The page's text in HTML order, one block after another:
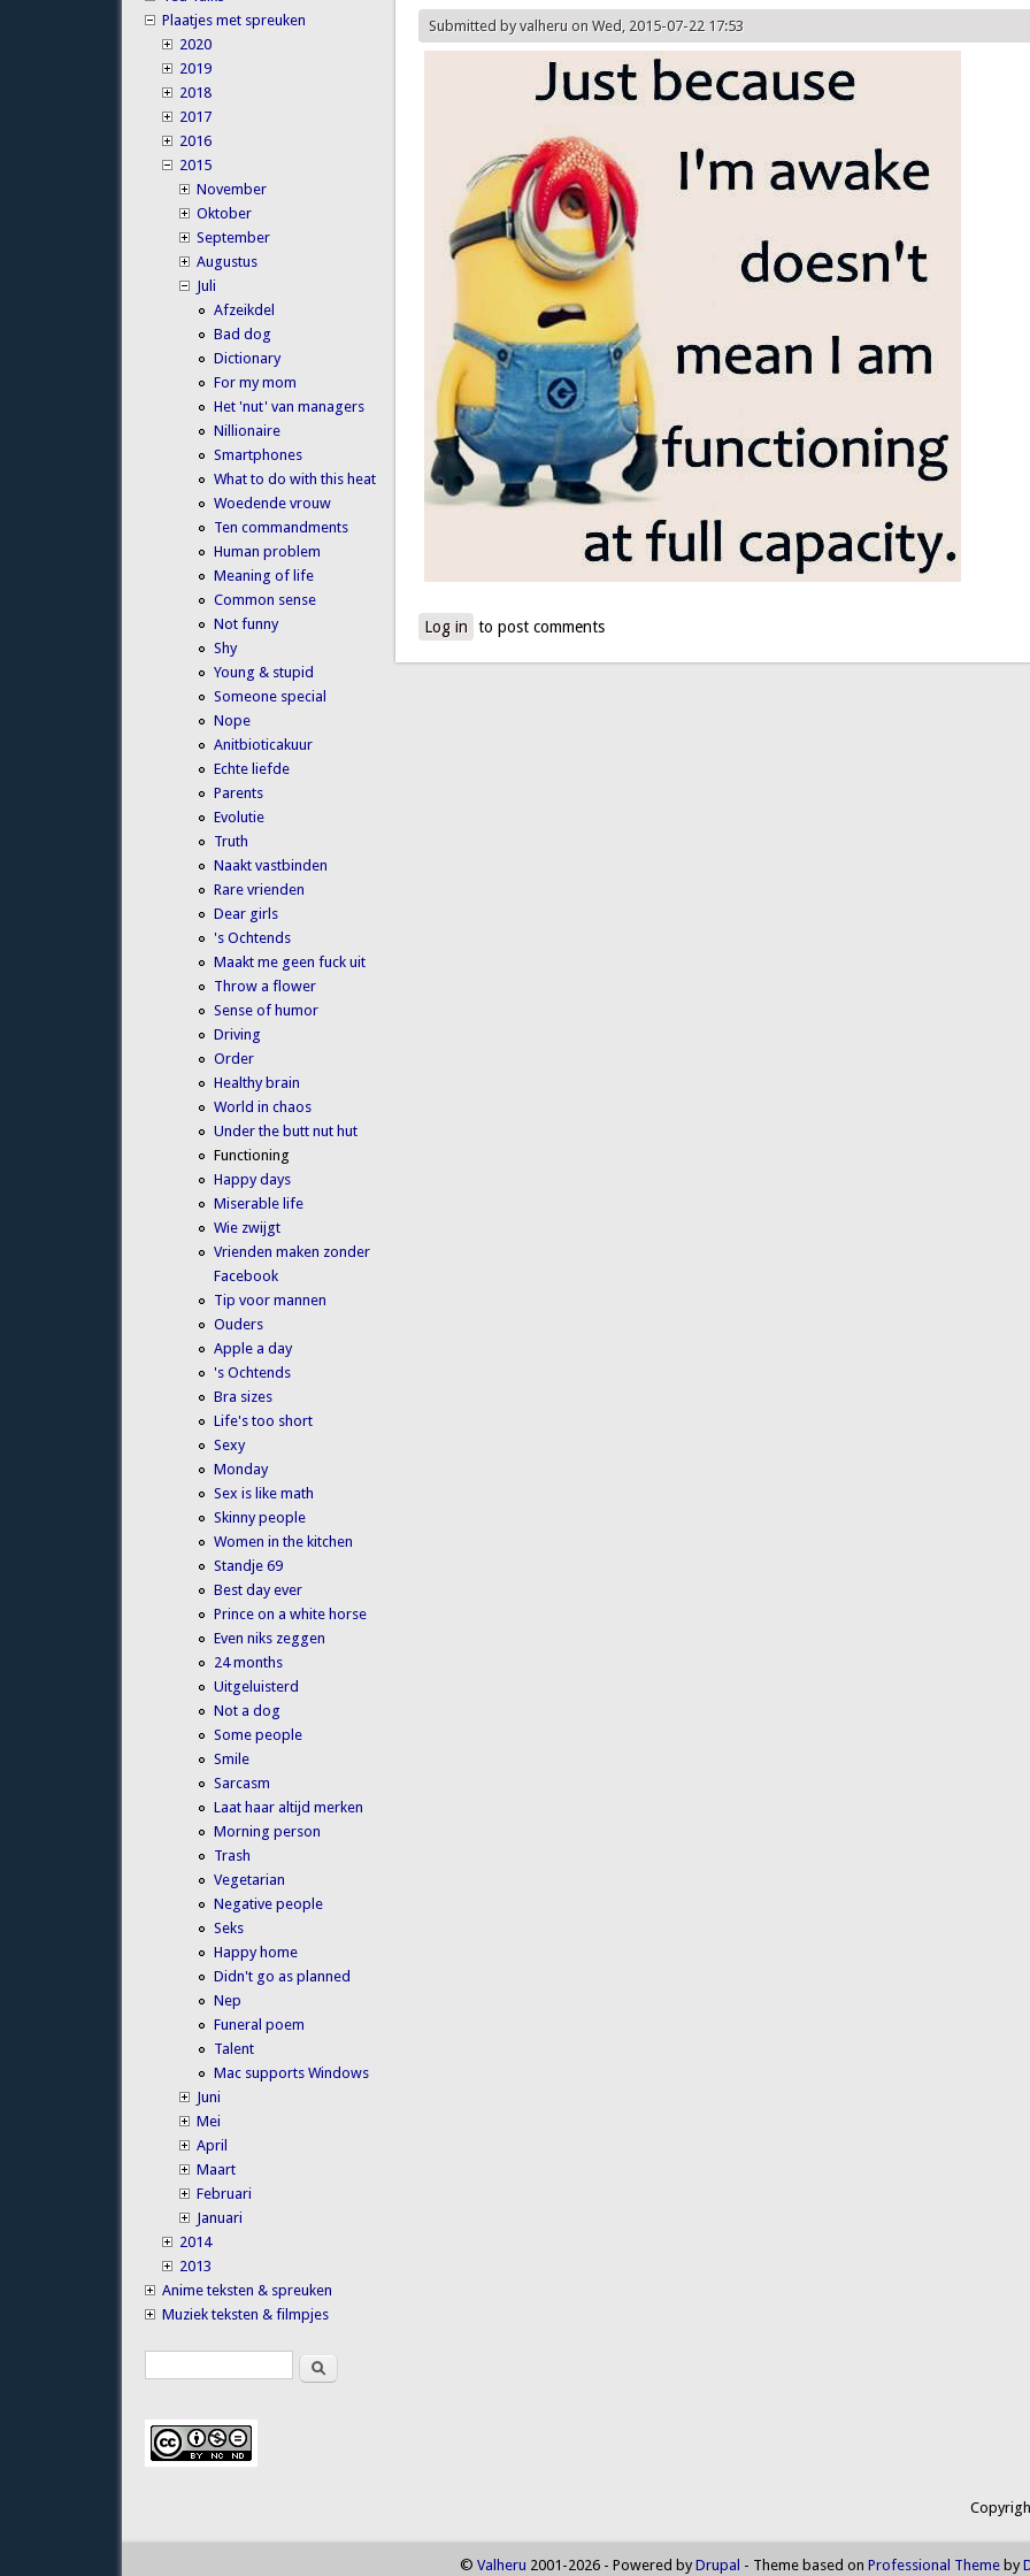
Submitted byvalheru on Wed, 2015-07-22 17:53
Log in to post comments
Plaatjes met spreuken
2020
2019
2018
2017
2016
2015
November
Oktober
September
Augustus
Juli
Afzeikdel
Bad dog
Dictionary
For my mom
Het 'nut' van managers
Nillionaire
Smartphones
What to do with this heat
Woedende vrouw
Ten commandments
Human problem
Meaning of life
Common sense
Not funny
Shy
Young & stupid
Someone special
Nope
Anitbioticakuur
Echte liefde
Parents
Evolutie
Truth
Naakt vastbinden
Rare vrienden
Dear girls
's Ochtends
Maakt me geen fuck uit
Throw a flower
Sense of humor
Driving
Order
Healthy brain
World in chaos
Under the butt nut hut
Functioning
Happy days
Miserable life
Wie zwijgt
Vrienden maken zonder
Facebook
Tip voor mannen
Ouders
Apple a day
's Ochtends
Bra sizes
Life's too short
Sexy
Monday
Sex is like math
Skinny people
Women in the kitchen
Standje 69
Best day ever
Prince on a white horse
Even niks zeggen
24 months
Uitgeluisterd
Not a dog
Some people
Smile
Sarcasm
Laat haar altijd merken
Morning person
Trash
Vegetarian
Negative people
Seks
Happy home
Didn't go as planned
Nep
Funeral poem
Talent
Mac supports Windows
Juni
Mei
April
Maart
Februari
Januari
2014
2013
Anime teksten & spreuken
Muziek teksten & filmpjes
Search formSearch
© Valheru 2001-2026 - Powered byDrupal - Theme based on Professional Theme by